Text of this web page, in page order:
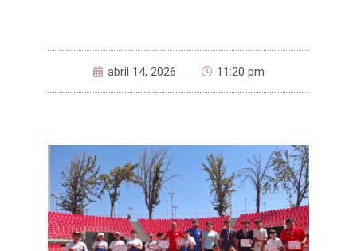
abril 14, 2026 11:20 pm